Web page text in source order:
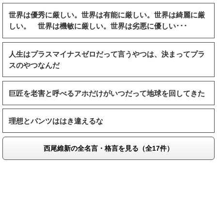
世界は優秀に厳しい。世界は有能に厳しい。世界は綺麗に厳
しい。 世界は機敏に厳しい。世界は劣悪に優しい･･･
人生はプラスマイナスゼロだって言うやつは、決まってプラ
スのやつなんだ
巨匠を老害と呼べるアホだけがいつだって地球を回してきた
理想とパンツははき違えるな
西尾維新の全名言・格言を見る（全17件）